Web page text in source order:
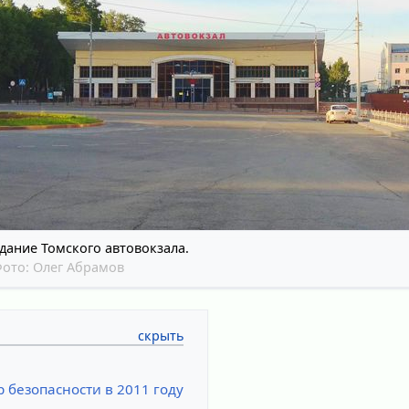
Томского автовокзала.
Олег Абрамов
в 2011 году